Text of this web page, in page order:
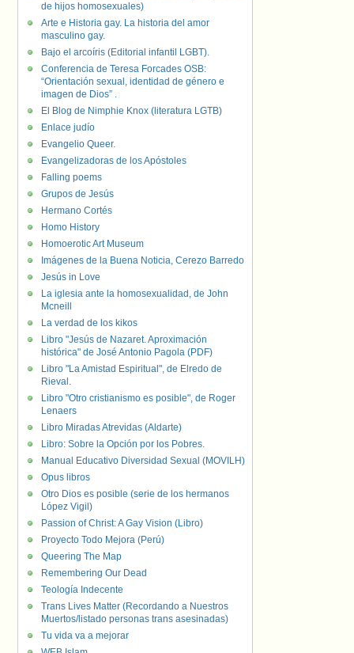
de hijos homosexuales)
Arte e Historia gay. La historia del amor
masculino gay.
Bajo el arcoíris (Editorial infantil LGBT).
Conferencia de Teresa Forcades OSB:
“Orientación sexual, identidad de género e
imagen de Dios” .
El Blog de Nimphie Knox (literatura LGTB)
Enlace judío
Evangelio Queer.
Evangelizadoras de los Apóstoles
Falling poems
Grupos de Jesús
Hermano Cortés
Homo History
Homoerotic Art Museum
Imágenes de la Buena Noticia, Cerezo Barredo
Jesús in Love
La iglesia ante la homosexualidad, de John
Mcneill
La verdad de los kikos
Libro "Jesús de Nazaret. Aproximación
histórica" de José Antonio Pagola (PDF)
Libro "La Amistad Espiritual", de Elredo de
Rieval.
Libro "Otro cristianismo es posible", de Roger
Lenaers
Libro Miradas Atrevidas (Aldarte)
Libro: Sobre la Opción por los Pobres.
Manual Educativo Diversidad Sexual (MOVILH)
Opus libros
Otro Dios es posible (serie de los hermanos
López Vigil)
Passion of Christ: A Gay Vision (Libro)
Proyecto Todo Mejora (Perú)
Queering The Map
Remembering Our Dead
Teología Indecente
Trans Lives Matter (Recordando a Nuestros
Muertos/listado personas trans asesinadas)
Tu vida va a mejorar